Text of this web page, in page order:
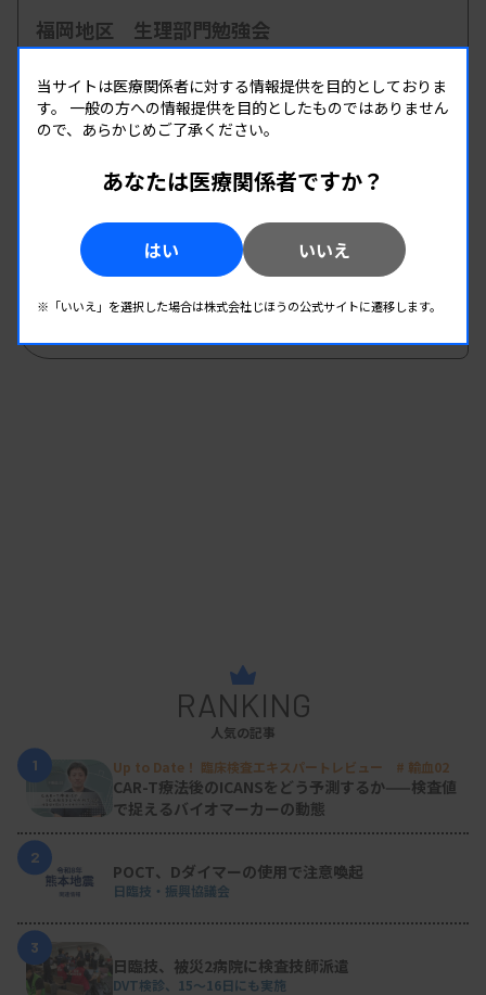
福岡地区 生理部門勉強会
開催場所 : WEB
生理
08.22 - 08.22
生理検査研究班研修会
埼玉県臨床検査技師会
開催場所 : 埼玉県
RANKING
人気の記事
1
Up to Date！ 臨床検査エキスパートレビュー # 輸血02
CAR-T療法後のICANSをどう予測するか——検査値
で捉えるバイオマーカーの動態
2
POCT、Dダイマーの使用で注意喚起
日臨技・振興協議会
3
日臨技、被災2病院に検査技師派遣
DVT検診、15～16日にも実施
当サイトは医療関係者に対する情報提供を目的としておりま
す。 一般の方への情報提供を目的としたものではありません
ので、あらかじめご了承ください。
あなたは医療関係者ですか？
はい いいえ
※「いいえ」を選択した場合は株式会社じほうの公式サイトに遷移します。